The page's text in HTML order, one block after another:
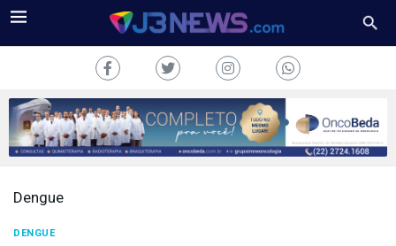
J3NEWS
Dengue
DENGUE